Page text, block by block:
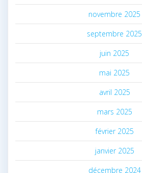
novembre 2025
septembre 2025
juin 2025
mai 2025
avril 2025
mars 2025
février 2025
janvier 2025
décembre 2024